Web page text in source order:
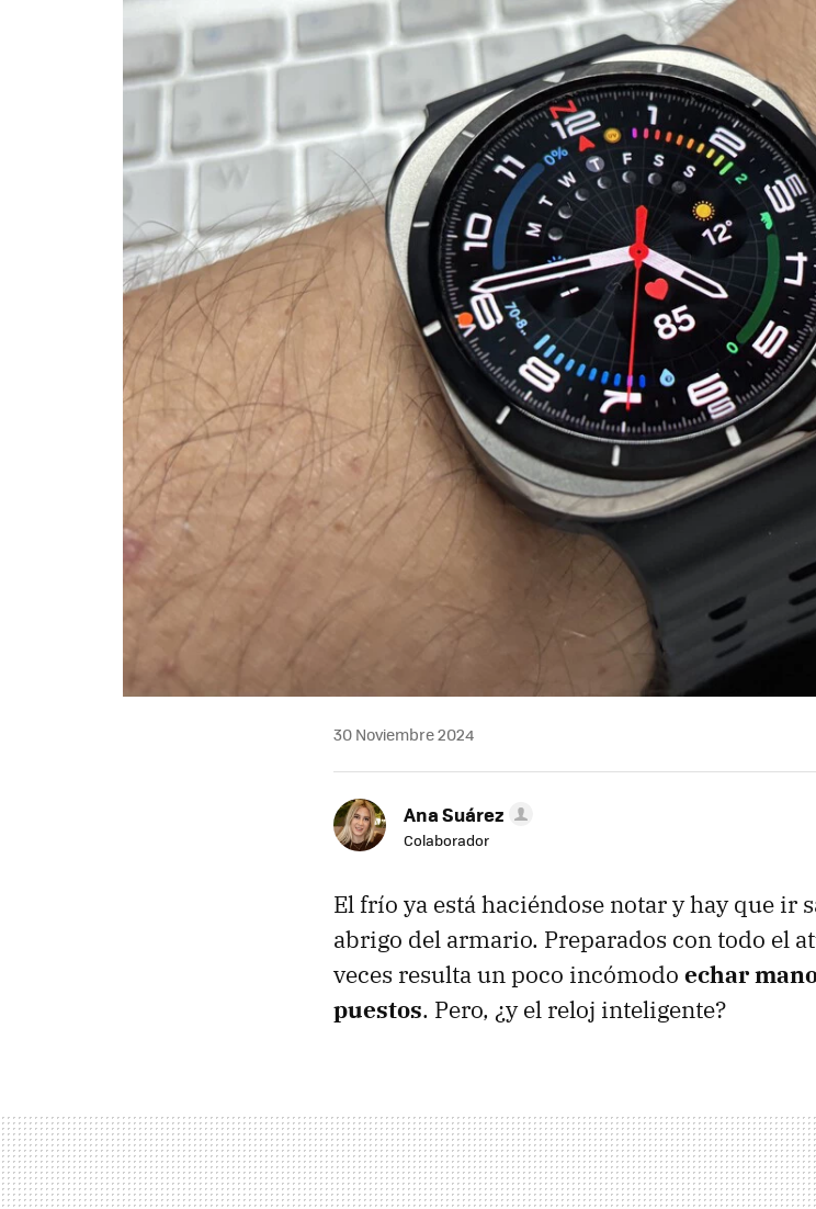
30 Noviembre 2024
Ana Suárez
Colaborador
El frío ya está haciéndose notar y hay que ir
abrigo del armario. Preparados con todo el
veces resulta un poco incómodo echar
puestos. Pero, ¿y el reloj inteligente?